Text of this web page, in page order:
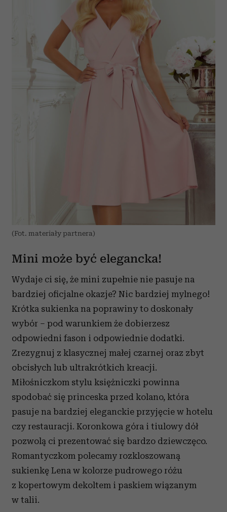
(Fot. materiały partnera)
Mini może być elegancka!
Wydaje ci się, że mini zupełnie nie pasuje na
bardziej oficjalne okazje? Nic bardziej mylnego!
Krótka sukienka na poprawiny to doskonały
wybór – pod warunkiem że dobierzesz
odpowiedni fason i odpowiednie dodatki.
Zrezygnuj z klasycznej małej czarnej oraz zbyt
obcisłych lub ultrakrótkich kreacji.
Miłośniczkom stylu księżniczki powinna
spodobać się princeska przed kolano, która
pasuje na bardziej eleganckie przyjęcie w hotelu
czy restauracji. Koronkowa góra i tiulowy dół
pozwolą ci prezentować się bardzo dziewczęco.
Romantyczkom polecamy rozkloszowaną
sukienkę Lena w kolorze pudrowego różu
z kopertowym dekoltem i paskiem wiązanym
w talii.